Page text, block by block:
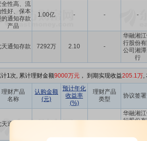
全性高、流
性好、保本
的通知存款
产品
1.00亿 - - -
天通知存款 7292万 2.10 -
华融湘
行股份
公司湘
行
1次, 累计理财金额9000万元 ， 到期实现收益205.1万,
理财产品
名称
认购金额
(元)
预计年化
收益率
(%)
理财产品
类型
协议签
通知存款
华融湘
行股份